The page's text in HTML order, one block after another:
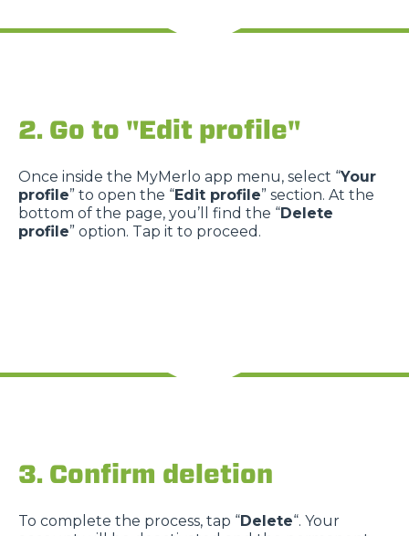
2. Go to "Edit profile"
Once inside the MyMerlo app menu, select “Your
profile” to open the “Edit profile” section. At the
bottom of the page, you’ll find the “Delete
profile” option. Tap it to proceed.
3. Confirm deletion
To complete the process, tap “Delete“. Your